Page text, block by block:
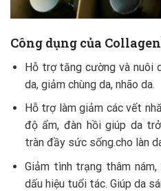
Công dụng của
Hỗ trợ tăng cường và nuôi
da, giảm chùng da, nhão da.
Hỗ trợ làm giảm các vết
độ ẩm, đàn hồi giúp da
tràn đầy sức sống.cho làn
Giảm tình trạng thâm
dấu hiệu tuổi tác. Giúp da